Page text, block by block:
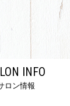
INFO
ロン情報